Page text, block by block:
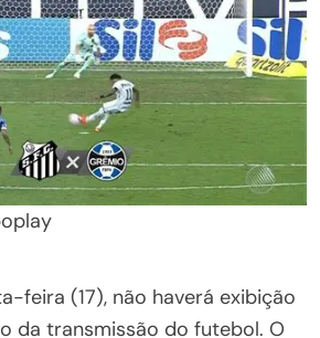
feira (17), não haverá exibição
da transmissão do futebol. O